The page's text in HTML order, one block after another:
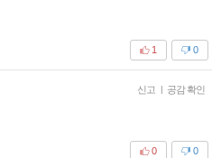
0
1
신고 | 공감 확인
0
0